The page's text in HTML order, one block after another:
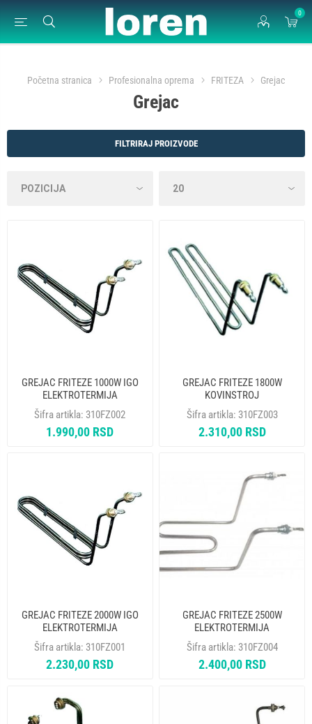
0
Početna stranica Profesionalna oprema FRITEZA Grejac
Grejac
FILTRIRAJ PROIZVODE
GREJAC FRITEZE 1000W IGO
ELEKTROTERMIJA
Šifra artikla: 310FZ002
1.990,00 RSD
GREJAC FRITEZE 1800W
KOVINSTROJ
ELEKTROTERMIJA
Šifra artikla: 310FZ003
2.310,00 RSD
GREJAC FRITEZE 2000W IGO
ELEKTROTERMIJA
Šifra artikla: 310FZ001
2.230,00 RSD
GREJAC FRITEZE 2500W
ELEKTROTERMIJA
Šifra artikla: 310FZ004
2.400,00 RSD